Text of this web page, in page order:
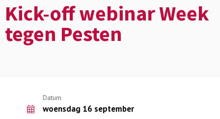
Kick-off webinar Week
tegen Pesten
Datum
woensdag 16 september